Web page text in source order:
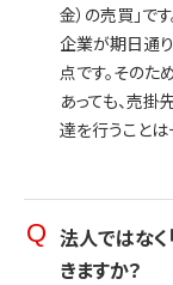
金）の売買」で
企業が期日通
点です。その
あっても、売
達を行うことは
法人ではなく
きますか？